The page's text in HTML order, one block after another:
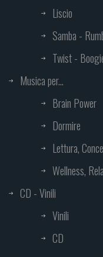
Liscio
Samba -
Twist -
Musica per...
Brain Power
Dormire
Lettura,
Wellness,
CD - Vinili
Vinili
CD